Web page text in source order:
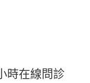
時在線問診